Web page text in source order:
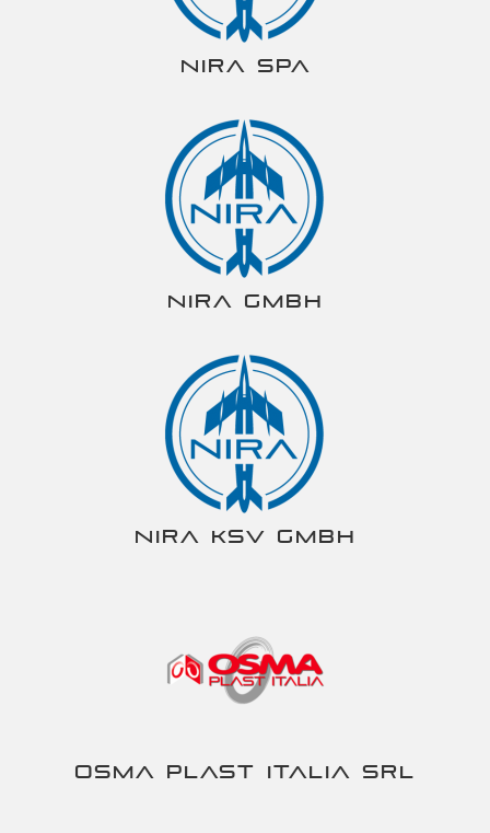
NIRA spa
NIRA gmbh
NIRA KSV gmbh
Osma Plast Italia srl